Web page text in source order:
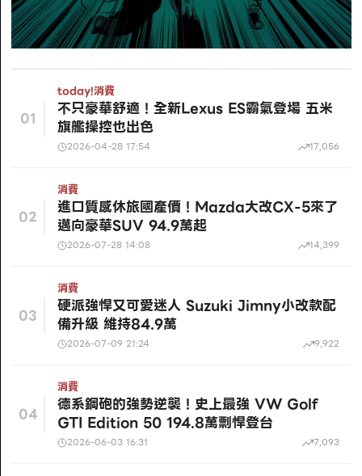
01
today!消費
不只豪華舒適！全新Lexus ES霸氣登場 五米
旗艦操控也出色
2026-04-28 17:54 17,056
02
消費
進口質感休旅國產價！Mazda大改CX-5來了
邁向豪華SUV 94.9萬起
2026-07-28 14:08 14,399
03
消費
硬派強悍又可愛迷人 Suzuki Jimny小改款配
備升級 維持84.9萬
2026-07-09 21:24 9,922
04
消費
德系鋼砲的強勢逆襲！史上最強 VW Golf
GTI Edition 50 194.8萬剽悍登台
2026-06-03 16:31 7,093